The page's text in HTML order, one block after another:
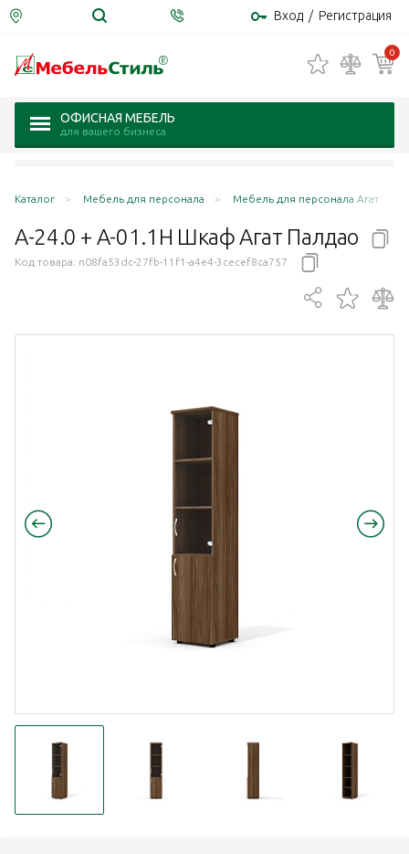
Вход / Регистрация
0
ОФИСНАЯ МЕБЕЛЬ
для вашего бизнеса
Каталог Мебель для персонала Мебель для персонала Агат
А-24.0 + А-01.1Н Шкаф Агат Палдао
Код товара: n08fa53dc-27fb-11f1-a4e4-3cecef8ca757